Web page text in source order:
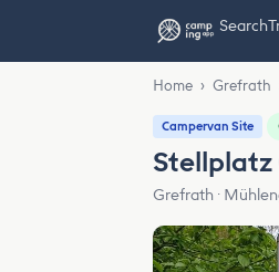
Search
Home › Grefrath
Campervan Site
Grefrath ·